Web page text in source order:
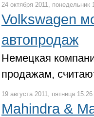
24 октября 2011, понедельник
Volkswagen
автопродаж
Немецкая
продажам,
19 августа 2011, пятница 15:26
Mahindra &